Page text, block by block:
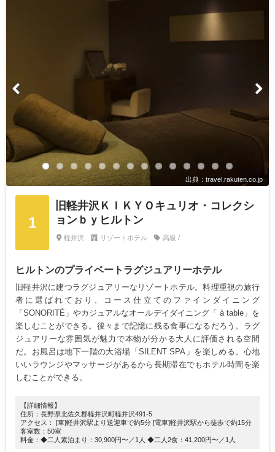
出典：travel.rakuten.co.jp
1
旧軽井沢ＫＩＫＹＯキュリオ・コレクシ
ョンｂｙヒルトン
軽井沢 リゾートホテル 高級 /
ヒルトンのプライベートラグジュアリーホテル
旧軽井沢に建つラグジュアリーなリゾートホテル。料理重視の旅行
者に選ばれており、コース仕立てのファインダイニング
「SONORITÉ」やカジュアルなオールデイダイニング「 à table」を
楽しむことができる。後々まで記憶に残る食事になるだろう。ラグ
ジュアリーな雰囲気が魅力で本物が分かる大人に評価される空間
だ。お風呂は地下一階の大浴場「SILENT SPA」を楽しめる。心地
いいラウンジやマッサージがあるから長期滞在でもホテル時間を楽
しむことができる。
【詳細情報】
住所：長野県北佐久郡軽井沢町軽井沢491-5
アクセス： [車]軽井沢駅より送迎車で約5分 [電車]軽井沢駅から徒歩で約15分
客室数：50室
料金：◆二人素泊まり：30,900円〜／1人 ◆二人2食：41,200円〜／1人